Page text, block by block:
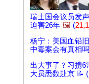
瑞士国会议员发
迫害26年 🖼️ (
杨宁：美国血铅
中毒案会有真相
出大事了？习携6
大员悉数赴京 📝 (